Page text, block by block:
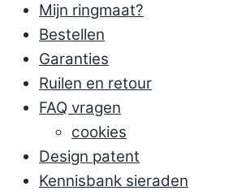
Mijn ringmaat?
Bestellen
Garanties
Ruilen en retour
FAQ vragen
cookies
Design patent
Kennisbank sieraden